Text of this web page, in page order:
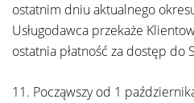
ostatnim dniu aktualnego
Usługodawca przekaże
ostatnia płatność za dostęp do
11. Począwszy od 1